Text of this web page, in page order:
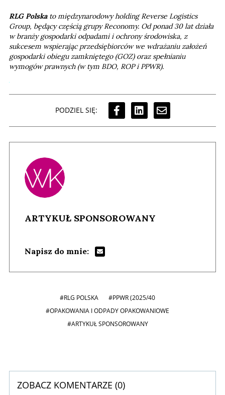
RLG Polska to międzynarodowy holding Reverse Logistics
Group, będący częścią grupy Reconomy. Od ponad 30 lat działa
w branży gospodarki odpadami i ochrony środowiska, z
sukcesem wspierając przedsiębiorców we wdrażaniu założeń
gospodarki obiegu zamkniętego (GOZ) oraz spełnianiu
wymogów prawnych (w tym BDO, ROP i PPWR).
PODZIEL SIĘ:
ARTYKUŁ SPONSOROWANY
Napisz do mnie:
#RLG POLSKA
#PPWR (2025/40
#OPAKOWANIA I ODPADY OPAKOWANIOWE
#ARTYKUŁ SPONSOROWANY
ZOBACZ KOMENTARZE (0)